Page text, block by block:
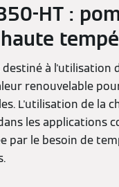
HT :
à l'utilisation
renouvelable
L'utilisation de la
les applications
par le besoin de